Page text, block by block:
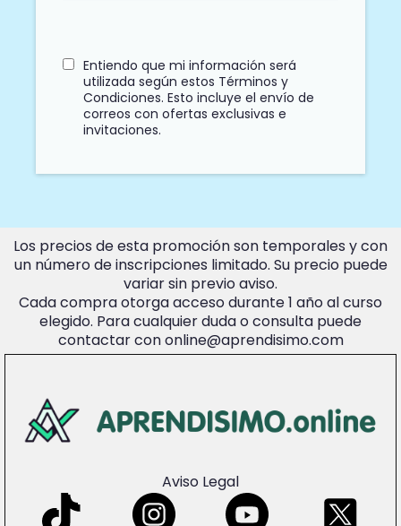
Entiendo que mi información será
utilizada según estos Términos y
Condiciones. Esto incluye el envío de
correos con ofertas exclusivas e
invitaciones.
Los precios de esta promoción son temporales y con
un número de inscripciones limitado. Su precio puede
variar sin previo aviso.
Cada compra otorga acceso durante 1 año al curso
elegido. Para cualquier duda o consulta puede
contactar cononline@aprendisimo.com
Aviso Legal